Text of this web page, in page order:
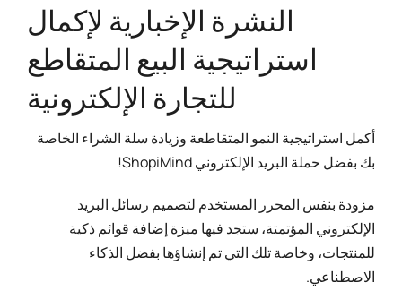
النشرة الإخبارية لإكمال
استراتيجية البيع المتقاطع
للتجارة الإلكترونية
أكمل استراتيجية النمو المتقاطعة وزيادة سلة الشراء الخاصة
بك بفضل حملة البريد الإلكتروني ShopiMind!
مزودة بنفس المحرر المستخدم لتصميم رسائل البريد
الإلكتروني المؤتمتة، ستجد فيها ميزة إضافة قوائم ذكية
للمنتجات، وخاصة تلك التي تم إنشاؤها بفضل الذكاء
الاصطناعي.